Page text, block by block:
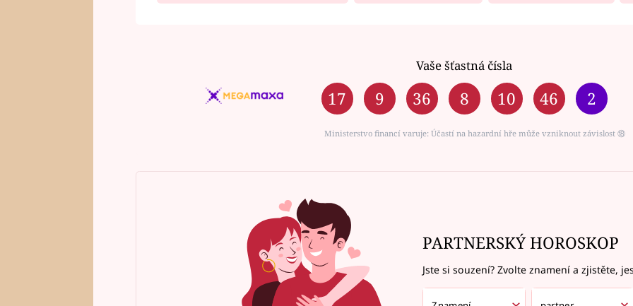
Vaše šťastná čísla
17 9 36 8 10 46 2
Ministerstvo financí varuje: Účastí na hazardní hře může vzniknout závislost ⑱
PARTNERSKÝ HOROSKOP
Jste si souzení? Zvolte znamení a zjistěte,